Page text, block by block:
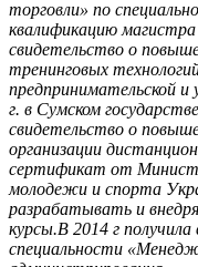
торговли» по
квалификацию
свидетельство о
тренинговых
предпринимательской и
г. в Сумском
свидетельство о
организации
сертификат от
молодежи и спорта
разрабатывать и
курсы.В 2014 г
специальности